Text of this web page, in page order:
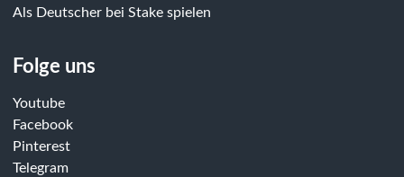
Als Deutscher bei Stake spielen
Folge uns
Youtube
Facebook
Pinterest
Telegram